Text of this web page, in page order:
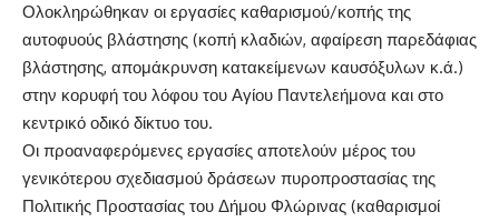
Ολοκληρώθηκαν οι εργασίες καθαρισμού/κοπής της
αυτοφυούς βλάστησης (κοπή κλαδιών, αφαίρεση παρεδάφιας
βλάστησης, απομάκρυνση κατακείμενων καυσόξυλων κ.ά.)
στην κορυφή του λόφου του Αγίου Παντελεήμονα και στο
κεντρικό οδικό δίκτυο του.
Οι προαναφερόμενες εργασίες αποτελούν μέρος του
γενικότερου σχεδιασμού δράσεων πυροπροστασίας της
Πολιτικής Προστασίας του Δήμου Φλώρινας (καθαρισμοί